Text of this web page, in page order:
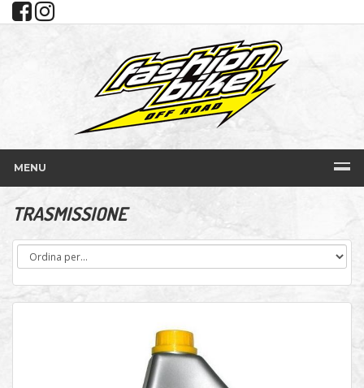
MENU
TRASMISSIONE